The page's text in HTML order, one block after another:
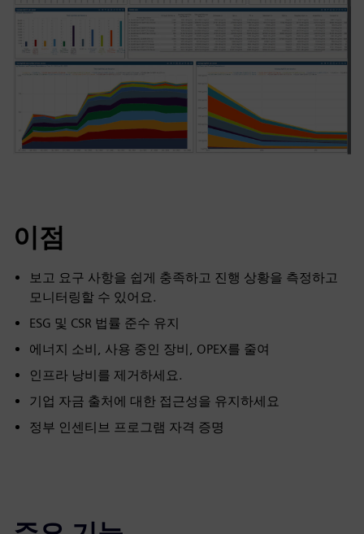
이점
보고 요구 사항을 쉽게 충족하고 진행 상황을 측정하고
모니터링할 수 있어요.
ESG 및 CSR 법률 준수 유지
에너지 소비, 사용 중인 장비, OPEX를 줄여
인프라 낭비를 제거하세요.
기업 자금 출처에 대한 접근성을 유지하세요
정부 인센티브 프로그램 자격 증명